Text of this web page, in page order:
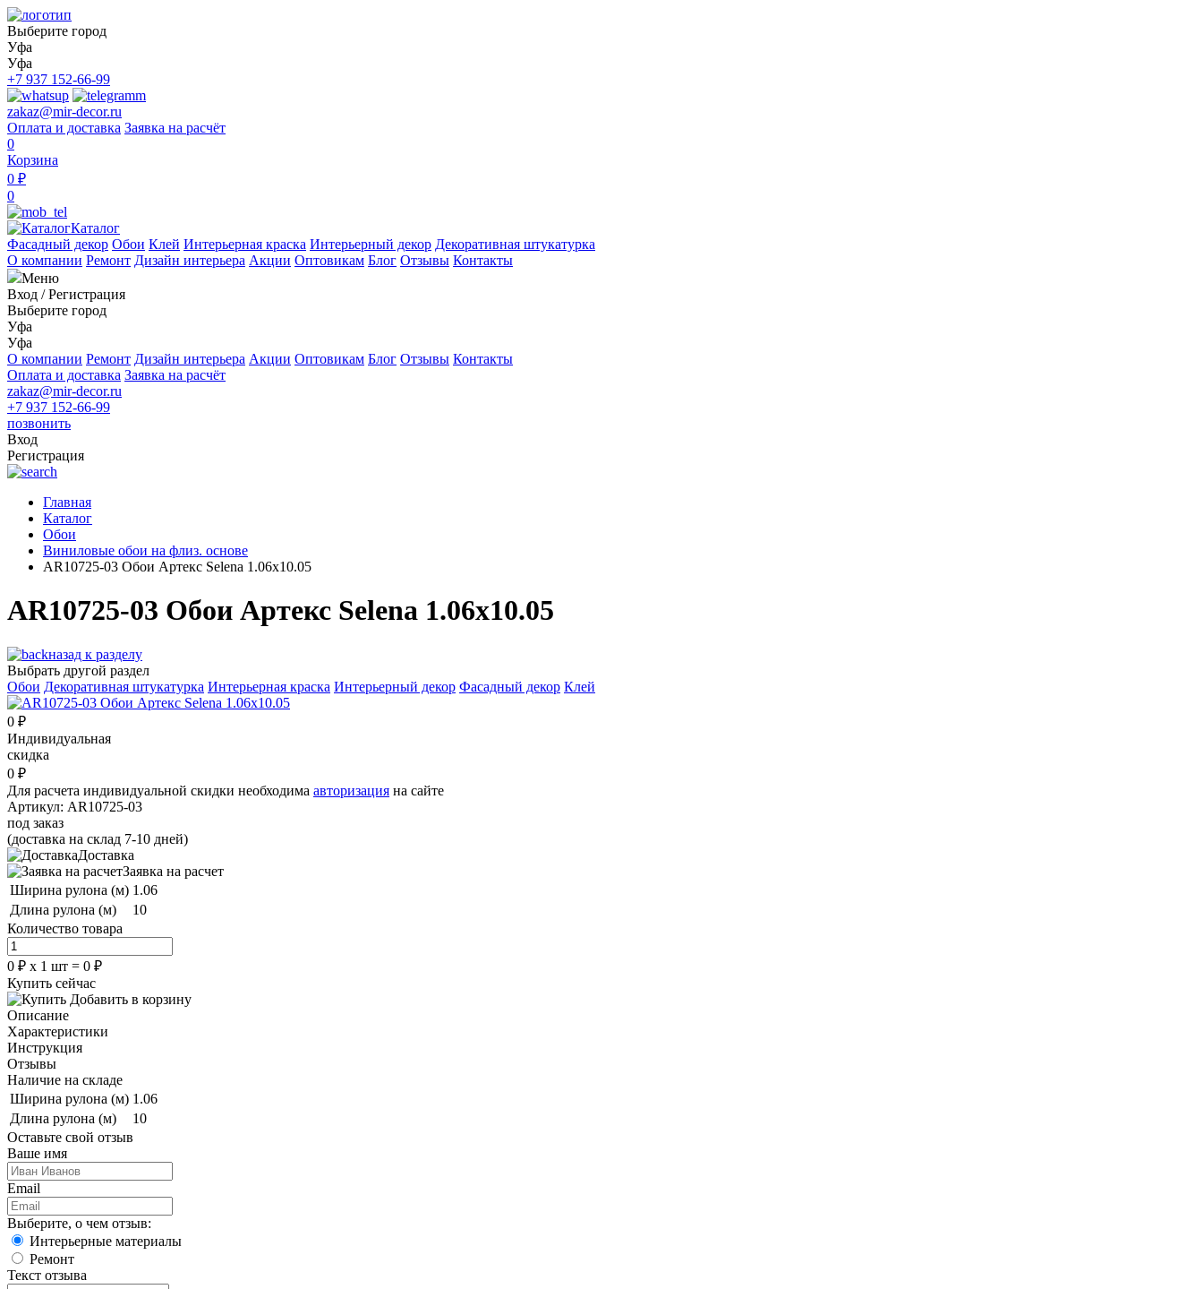
Выберите город
Уфа
Уфа
+7 937 152-66-99
zakaz@mir-decor.ru
Оплата и доставка Заявка на расчёт
0
Корзина
0 ₽
0
Каталог
Фасадный декор Обои Клей Интерьерная краска Интерьерный декор Декоративная штукатурка
О компании Ремонт Дизайн интерьера Акции Оптовикам Блог Отзывы Контакты
Меню
Вход /Регистрация
Выберите город
Уфа
Уфа
О компании Ремонт Дизайн интерьера Акции Оптовикам Блог Отзывы Контакты
Оплата и доставка Заявка на расчёт
zakaz@mir-decor.ru
+7 937 152-66-99
позвонить
Вход
Регистрация
Главная
Каталог
Обои
Виниловые обои на флиз. основе
AR10725-03 Обои Артекс Selena 1.06x10.05
AR10725-03 Обои Артекс Selena 1.06x10.05
назад к разделу
Выбрать другой раздел
Обои Декоративная штукатурка Интерьерная краска Интерьерный декор Фасадный декор Клей
0 ₽
Индивидуальная
скидка
0 ₽
Для расчета индивидуальной скидки необходима авторизация на сайте
Артикул: AR10725-03
под заказ
(доставка на склад 7-10 дней)
Доставка
Заявка на расчет
Ширина рулона (м) 1.06
Длина рулона (м)
10
Количество товара
0 ₽ х 1 шт = 0 ₽
Купить сейчас
Добавить в корзину
Описание
Характеристики
Инструкция
Отзывы
Наличие на складе
Ширина рулона (м) 1.06
Длина рулона (м)
10
Оставьте свой отзыв
Ваше имя
Email
Выберите, о чем отзыв:
Интерьерные материалы
Ремонт
Текст отзыва